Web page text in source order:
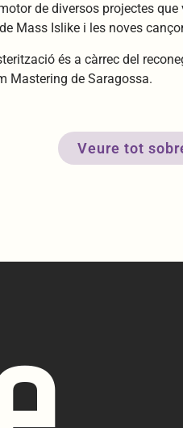
de diversos projectes
Mass Islike i les noves
és a càrrec del
Mastering de Saragossa.
Veure tot